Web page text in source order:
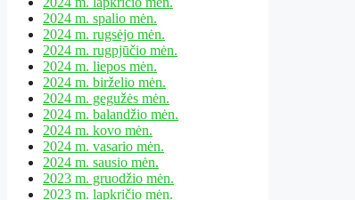
2024 m. spalio mėn.
2024 m. rugsėjo mėn.
2024 m. rugpjūčio mėn.
2024 m. liepos mėn.
2024 m. birželio mėn.
2024 m. gegužės mėn.
2024 m. balandžio mėn.
2024 m. kovo mėn.
2024 m. vasario mėn.
2024 m. sausio mėn.
2023 m. gruodžio mėn.
2023 m. lapkričio mėn.